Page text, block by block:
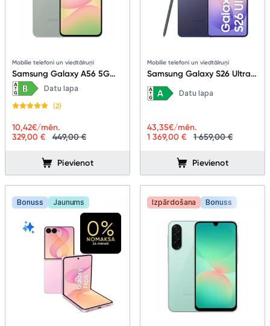
Mobilie telefoni un viedtālruņi
Samsung Galaxy A56 5G
8+128GB Awesome Olive
Datu lapa
(2)
329,00 € 449,00 €
10,42€/mēn.
Pievienot
Mobilie telefoni un viedtālruņi
Samsung Galaxy S26 Ultra
5G 12+512GB Cobalt Violet
Datu lapa
1 369,00 € 1 659,00 €
43,35€/mēn.
Pievienot
Bonuss Jaunums Izpārdošana Bonuss